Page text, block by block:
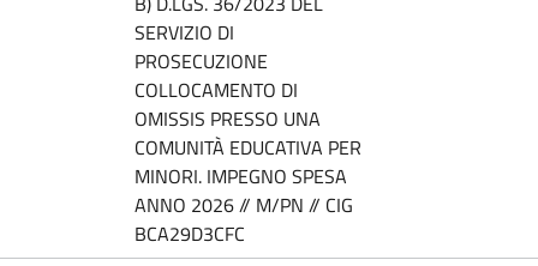
SERVIZIO DI
PROSECUZIONE
COLLOCAMENTO DI
OMISSIS PRESSO UNA
COMUNITÀ EDUCATIVA PER
MINORI. IMPEGNO SPESA
ANNO 2026 // M/PN // CIG
BCA29D3CFC